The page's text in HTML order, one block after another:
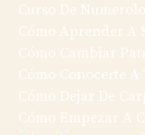
Curso De
Cómo Aprender A
Cómo Cambiar
Cómo Conocerte A
Cómo Dejar De
Cómo Empezar A